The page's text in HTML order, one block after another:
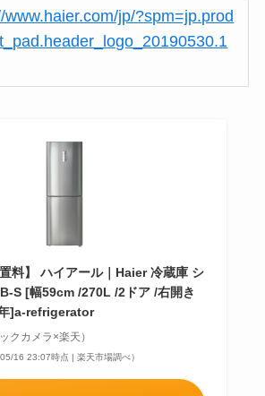
www.haier.com/jp/?spm=jp.prod
置料】 ハイアール｜Haier 冷蔵庫 シ
S [幅59cm /270L /2ドア /右開き
]a-refrigerator
クカメラ×楽天）
05/16 23:07時点 | 楽天市場調べ）